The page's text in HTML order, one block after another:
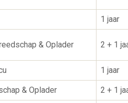
1 jaar
& Oplader 2 + 1
1 jaar
& Oplader 2 + 1